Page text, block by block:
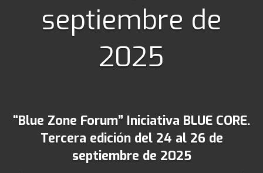
Blue Zone Forum 2023
Qué es Blue Zone Forum
Por qué Economia Azul
Programa
Agenda
septiembre de
2025
“Blue Zone Forum” Iniciativa BLUE CORE.
Tercera edición del 24 al 26 de
septiembre de 2025